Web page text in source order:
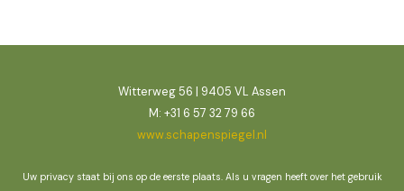
Witterweg 56 | 9405 VL Assen
M: +31 6 57 32 79 66
www.schapenspiegel.nl
Uw privacy staat bij ons op de eerste plaats. Als u vragen heeft over het gebruik